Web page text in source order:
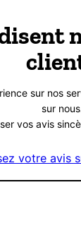
sur nos
sur
vos avis
votre avis